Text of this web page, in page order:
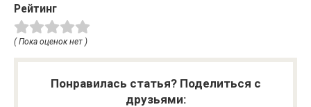
рекомендации
Рейтинг
( Пока оценок нет )
Понравилась статья? Поделиться с
друзьями: